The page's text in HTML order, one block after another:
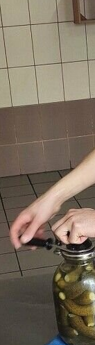
2021
тару
750 кг
750 кг